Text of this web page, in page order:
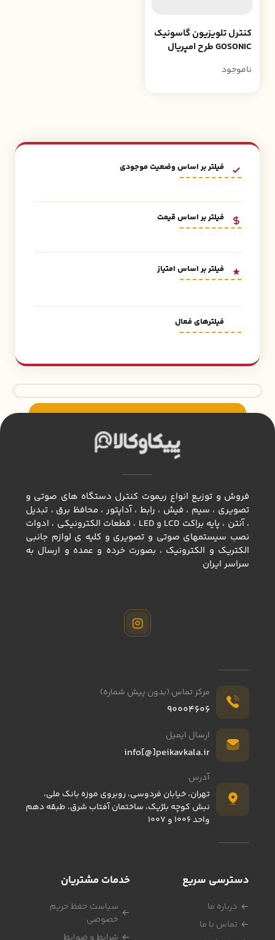
فیلتر بر اساس وضعیت موجودی
فیلتر بر اساس قیمت
فیلتر بر اساس امتیاز
فیلترهای فعال
کنترل تلویزیون گاسونیک
GOSONIC طرح امپریال
ناموجود
فروش و توزیع انواع ريموت كنترل دستگاه های صوتی و
تصویری ، سيم ، فيش ، رابط ، آداپتور ، محافظ برق ، تبديل
، آنتن ، پايه براكت LCD و LED ، قطعات الكترونيكي ، ادوات
نصب سيستمهاي صوتي و تصويري و كليه ي لوازم جانبي
الكتريك و الكترونيك ، بصورت خرده و عمده و ارسال به
سراسر ايران
مرکز تماس (بدون پیش شماره)
90004606
ارسال ایمیل
info[@]peikavkala.ir
آدرس
تهران، خیابان فردوسی، روبروی موزه بانک ملی،
نبش کوچه بلژیک، ساختمان آفتاب شرق، طبقه دهم
واحد 1006 و 1007
دسترسی سریع
درباره ما
تماس با ما
خدمات مشتریان
سیاست حفظ حریم
خصوصی